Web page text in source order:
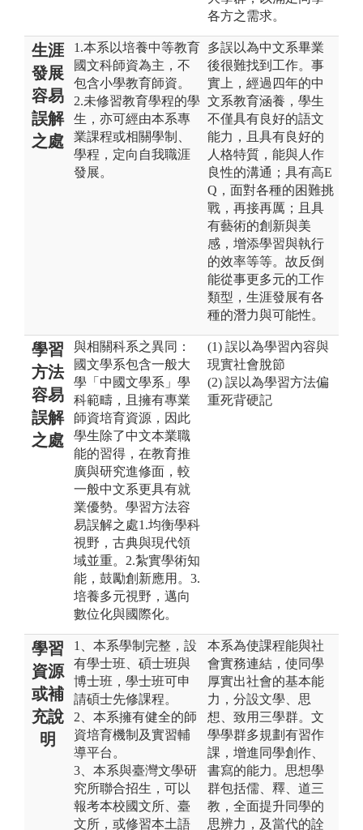
各方之需求。
生涯
發展
容易
誤解
之處
1.本系以培養中等教育
國文科師資為主，不
包含小學教育師資。
2.未修習教育學程的學
生，亦可經由本系專
業課程或相關學制、
學程，定向自我職涯
發展。
多誤以為中文系畢業
後很難找到工作。事
實上，經過四年的中
文系教育涵養，學生
不僅具有良好的語文
能力，且具有良好的
人格特質，能與人作
良性的溝通；具有高E
Q，面對各種的困難挑
戰，再接再厲；且具
有藝術的創新與美
感，增添學習與執行
的效率等等。故反倒
能從事更多元的工作
類型，生涯發展有各
種的潛力與可能性。
學習
方法
容易
誤解
之處
與相關科系之異同：
國文學系包含一般大
學「中國文學系」學
科範疇，且擁有專業
師資培育資源，因此
學生除了中文本業職
能的習得，在教育推
廣與研究進修面，較
一般中文系更具有就
業優勢。學習方法容
易誤解之處1.均衡學科
視野，古典與現代領
域並重。2.紮實學術知
能，鼓勵創新應用。3.
培養多元視野，邁向
數位化與國際化。
(1) 誤以為學習內容與
現實社會脫節
(2) 誤以為學習方法偏
重死背硬記
學習
資源
或補
充說
明
1、本系學制完整，設
有學士班、碩士班與
博士班，學士班可申
請碩士先修課程。
2、本系擁有健全的師
資培育機制及實習輔
導平台。
3、本系與臺灣文學研
究所聯合招生，可以
報考本校國文所、臺
文所，或修習本土語
本系為使課程能與社
會實務連結，使同學
厚實出社會的基本能
力，分設文學、思
想、致用三學群。文
學學群多規劃有習作
課，增進同學創作、
書寫的能力。思想學
群包括儒、釋、道三
教，全面提升同學的
思辨力，及當代的詮